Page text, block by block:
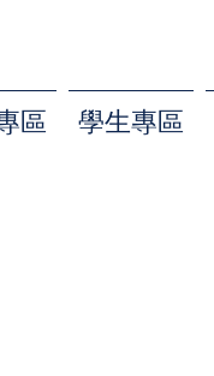
區 學生專區